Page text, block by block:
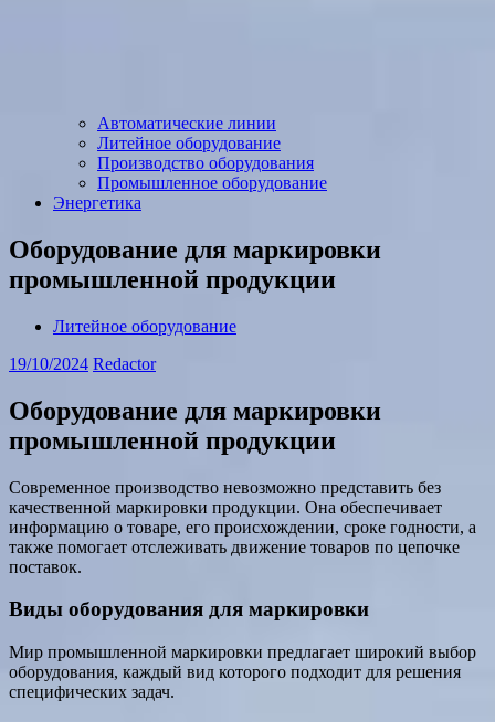
Автоматические линии
Литейное оборудование
Производство оборудования
Промышленное оборудование
Энергетика
Оборудование для маркировки
промышленной продукции
Литейное оборудование
19/10/2024 Redactor
Оборудование для маркировки
промышленной продукции
Современное производство невозможно представить без
качественной маркировки продукции. Она обеспечивает
информацию о товаре, его происхождении, сроке годности, а
также помогает отслеживать движение товаров по цепочке
поставок.
Виды оборудования для маркировки
Мир промышленной маркировки предлагает широкий выбор
оборудования, каждый вид которого подходит для решения
специфических задач.